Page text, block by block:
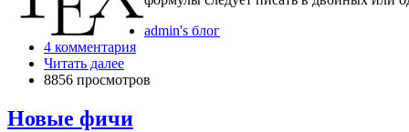
admin's блог
4 комментария
Читать далее
8856 просмотров
Новые фичи